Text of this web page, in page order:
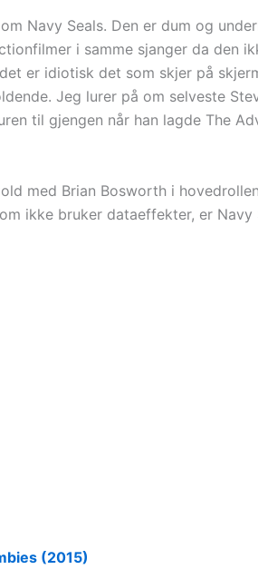
Navy Seals. Den er dum og
i samme sjanger da den
er idiotisk det som skjer på
Jeg lurer på om selveste
til gjengen når han lagde The
med Brian Bosworth i
ikke bruker dataeffekter, er Navy
(2015)